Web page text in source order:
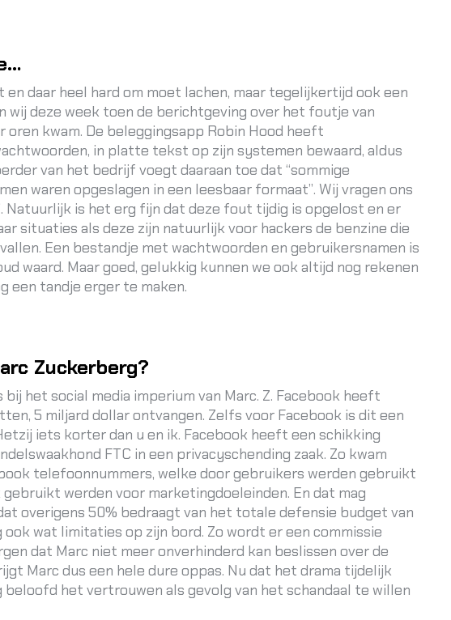
daar heel hard om moet lachen, maar tegelijkertijd ook een
wij deze week toen de berichtgeving over het foutje van
kwam. De beleggingsapp Robin Hood heeft
in platte tekst op zijn systemen bewaard, aldus
van het bedrijf voegt daaraan toe dat “sommige
waren opgeslagen in een leesbaar formaat”. Wij vragen ons
Natuurlijk is het erg fijn dat deze fout tijdig is opgelost en er
situaties als deze zijn natuurlijk voor hackers de benzine die
Een bestandje met wachtwoorden en gebruikersnamen is
waard. Maar goed, gelukkig kunnen we ook altijd nog rekenen
een tandje erger te maken.
Zuckerberg?
het social media imperium van Marc. Z. Facebook heeft
5 miljard dollar ontvangen. Zelfs voor Facebook is dit een
iets korter dan u en ik. Facebook heeft een schikking
FTC in een privacyschending zaak. Zo kwam
telefoonnummers, welke door gebruikers werden gebruikt
werden voor marketingdoeleinden. En dat mag
overigens 50% bedraagt van het totale defensie budget van
wat limitaties op zijn bord. Zo wordt er een commissie
dat Marc niet meer onverhinderd kan beslissen over de
Marc dus een hele dure oppas. Nu dat het drama tijdelijk
het vertrouwen als gevolg van het schandaal te willen